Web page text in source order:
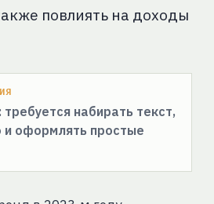
повлиять на доходы
набирать текст,
и оформлять простые